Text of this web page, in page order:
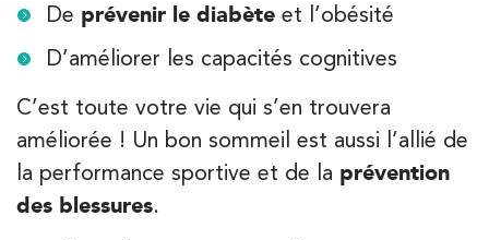
De prévenir le diabèteet l’obésité
D’améliorer les capacités cognitives
C’est toute votre vie qui s’en trouvera
améliorée ! Un bon sommeil est aussi l’allié de
la performance sportive et de la prévention
des blessures.